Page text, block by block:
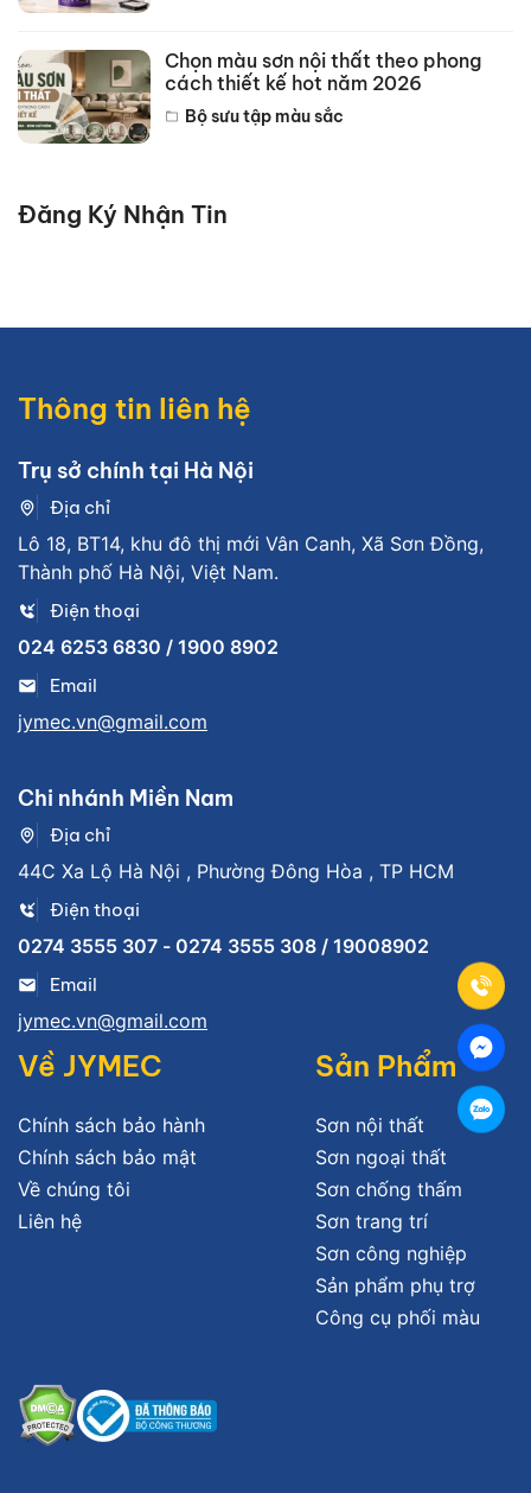
Chọn màu sơn nội thất theo phong
cách thiết kế hot năm 2026
Bộ sưu tập màu sắc
Đăng Ký Nhận Tin
Thông tin liên hệ
Trụ sở chính tại Hà Nội
Địa chỉ
Lô 18, BT14, khu đô thị mới Vân Canh, Xã Sơn Đồng,
Thành phố Hà Nội, Việt Nam.
Điện thoại
024 6253 6830 / 1900 8902
Email
jymec.vn@gmail.com
Chi nhánh Miền Nam
Địa chỉ
44C Xa Lộ Hà Nội , Phường Đông Hòa , TP HCM
Điện thoại
0274 3555 307 - 0274 3555 308 / 19008902
Email
jymec.vn@gmail.com
Về JYMEC
Chính sách bảo hành
Chính sách bảo mật
Về chúng tôi
Liên hệ
Sản Phẩm
Sơn nội thất
Sơn ngoại thất
Sơn chống thấm
Sơn trang trí
Sơn công nghiệp
Sản phẩm phụ trợ
Công cụ phối màu